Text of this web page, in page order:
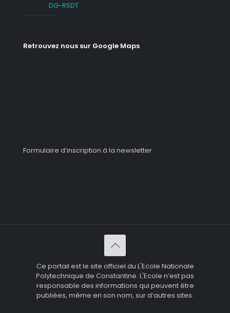
DG-RSDT
Retrouvez nous sur Google Maps
Formulaire d’inscription à la newsletter
Ce portail est le site officiel du L'Ecole Nationale
Polytechnique de Constantine. L'Ecole n’est pas
responsable des informations qui peuvent être
publiées, même en son nom, sur d’autres sites.